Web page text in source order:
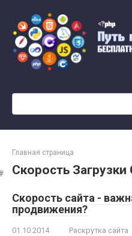
контенту
Главная страница
Скорость Загрузки
Скорость сайта -
продвижения?
01.10.2014 Раскрутка сайта